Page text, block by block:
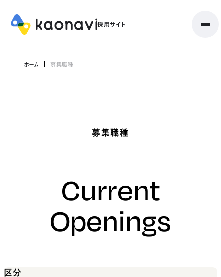
ホーム 募集職種
募集職種
Current
Openings
区分